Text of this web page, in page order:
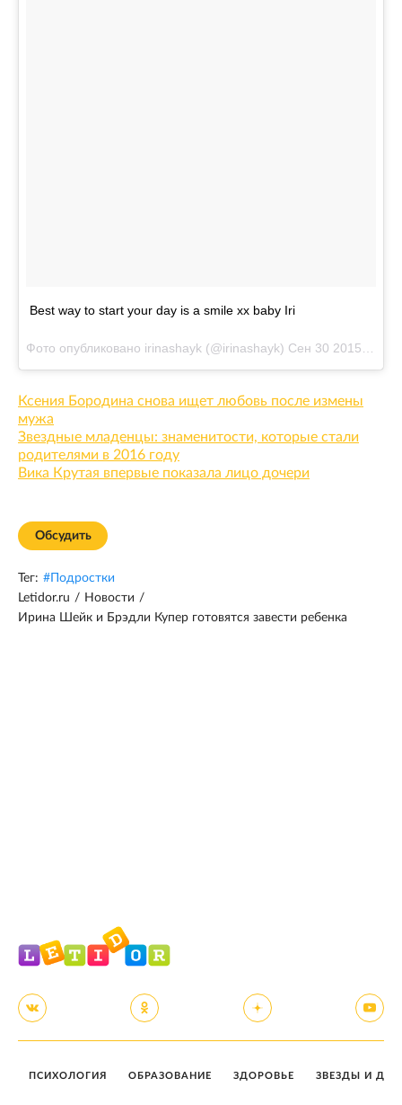
Best way to start your day is a smile xx baby Iri
Фото опубликовано irinashayk (@irinashayk) Сен 30 2015 в 8:11 PDT
Ксения Бородина снова ищет любовь после измены
мужа
Звездные младенцы: знаменитости, которые стали
родителями в 2016 году
Вика Крутая впервые показала лицо дочери
Обсудить
Тег: #Подростки
Letidor.ru / Новости /
Ирина Шейк и Брэдли Купер готовятся завести ребенка
ПСИХОЛОГИЯ ОБРАЗОВАНИЕ ЗДОРОВЬЕ ЗВЕЗДЫ И